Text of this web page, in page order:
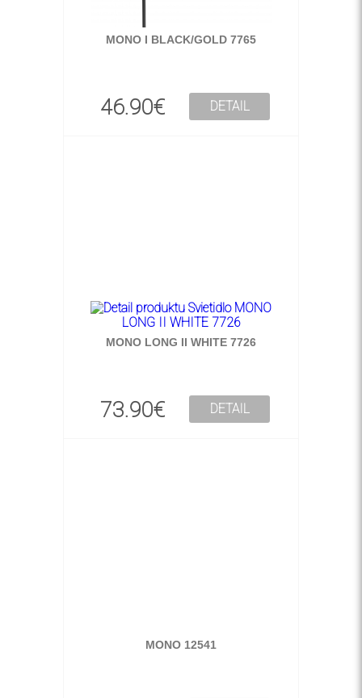
MONO I BLACK/GOLD 7765
46.90€ DETAIL
MONO LONG II WHITE 7726
73.90€ DETAIL
MONO 12541